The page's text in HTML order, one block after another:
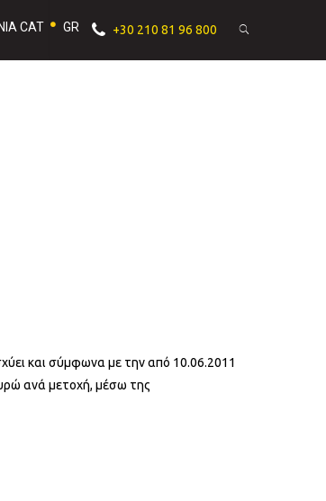
CAT GR +30 210 81 96 800
και σύμφωνα με την από 10.06.2011
ανά μετοχή, μέσω της